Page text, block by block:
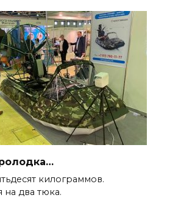
килограммов.
на два тюка.